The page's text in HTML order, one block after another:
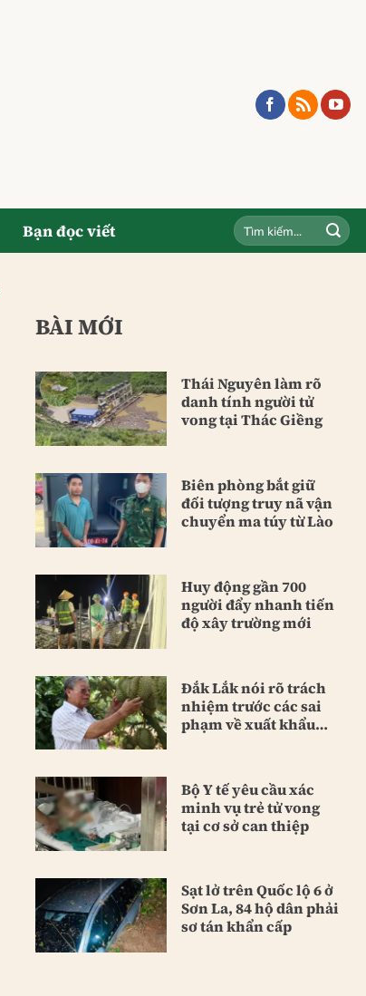
Bạn đọc viết
BÀI MỚI
Thái Nguyên làm rõ
danh tính người tử
vong tại Thác Giềng
Biên phòng bắt giữ
đối tượng truy nã vận
chuyển ma túy từ Lào
Huy động gần 700
người đẩy nhanh tiến
độ xây trường mới
Đắk Lắk nói rõ trách
nhiệm trước các sai
phạm về xuất khẩu
Bộ Y tế yêu cầu xác
minh vụ trẻ tử vong
tại cơ sở can thiệp
Sạt lở trên Quốc lộ 6 ở
Sơn La, 84 hộ dân phải
sơ tán khẩn cấp